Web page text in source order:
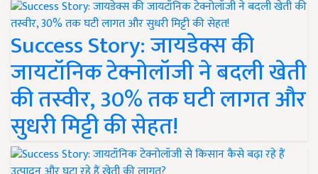
Success Story: जायडेक्स की
जायटॉनिक टेक्नोलॉजी ने बदली खेती
की तस्वीर, 30% तक घटी लागत और
सुधरी मिट्टी की सेहत!